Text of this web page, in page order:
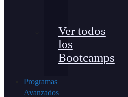
Ver todos
los
Bootcamps
Programas
Avanzados